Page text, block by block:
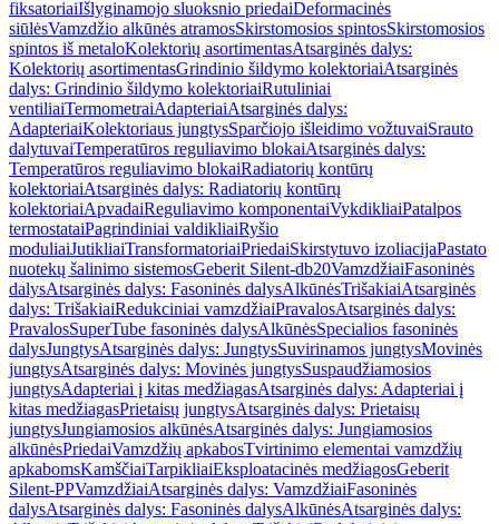
fiksatoriaiIšlyginamojo sluoksnio priedaiDeformacinės
siūlėsVamzdžio alkūnės atramosSkirstomosios spintosSkirstomosios
spintos iš metaloKolektorių asortimentasAtsarginės dalys:
Kolektorių asortimentasGrindinio šildymo kolektoriaiAtsarginės
dalys: Grindinio šildymo kolektoriaiRutuliniai
ventiliaiTermometraiAdapteriaiAtsarginės dalys:
AdapteriaiKolektoriaus jungtysSparčiojo išleidimo vožtuvaiSrauto
dalytuvaiTemperatūros reguliavimo blokaiAtsarginės dalys:
Temperatūros reguliavimo blokaiRadiatorių kontūrų
kolektoriaiAtsarginės dalys: Radiatorių kontūrų
kolektoriaiApvadaiReguliavimo komponentaiVykdikliaiPatalpos
termostataiPagrindiniai valdikliaiRyšio
moduliaiJutikliaiTransformatoriaiPriedaiSkirstytuvo izoliacijaPastato
nuotekų šalinimo sistemosGeberit Silent-db20VamzdžiaiFasoninės
dalysAtsarginės dalys: Fasoninės dalysAlkūnėsTrišakiaiAtsarginės
dalys: TrišakiaiRedukciniai vamzdžiaiPravalosAtsarginės dalys:
PravalosSuperTube fasoninės dalysAlkūnėsSpecialios fasoninės
dalysJungtysAtsarginės dalys: JungtysSuvirinamos jungtysMovinės
jungtysAtsarginės dalys: Movinės jungtysSuspaudžiamosios
jungtysAdapteriai į kitas medžiagasAtsarginės dalys: Adapteriai į
kitas medžiagasPrietaisų jungtysAtsarginės dalys: Prietaisų
jungtysJungiamosios alkūnėsAtsarginės dalys: Jungiamosios
alkūnėsPriedaiVamzdžių apkabosTvirtinimo elementai vamzdžių
apkabomsKamščiaiTarpikliaiEksploatacinės medžiagosGeberit
Silent-PPVamzdžiaiAtsarginės dalys: VamzdžiaiFasoninės
dalysAtsarginės dalys: Fasoninės dalysAlkūnėsAtsarginės dalys: